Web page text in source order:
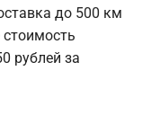
до 500 км
рублей за